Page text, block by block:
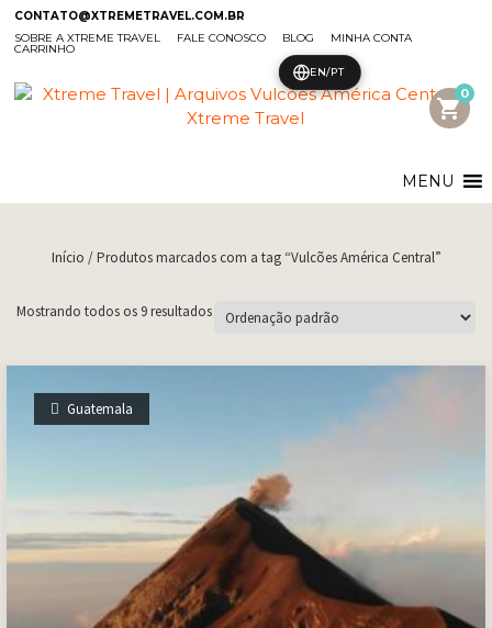
CONTATO@XTREMETRAVEL.COM.BR
SOBRE A XTREME TRAVEL
FALE CONOSCO BLOG MINHA CONTA
CARRINHO
shopping_cart
0
MENU
Início / Produtos marcados com a tag “Vulcões América Central”
Mostrando todos os 9 resultados
Guatemala
EN/PT